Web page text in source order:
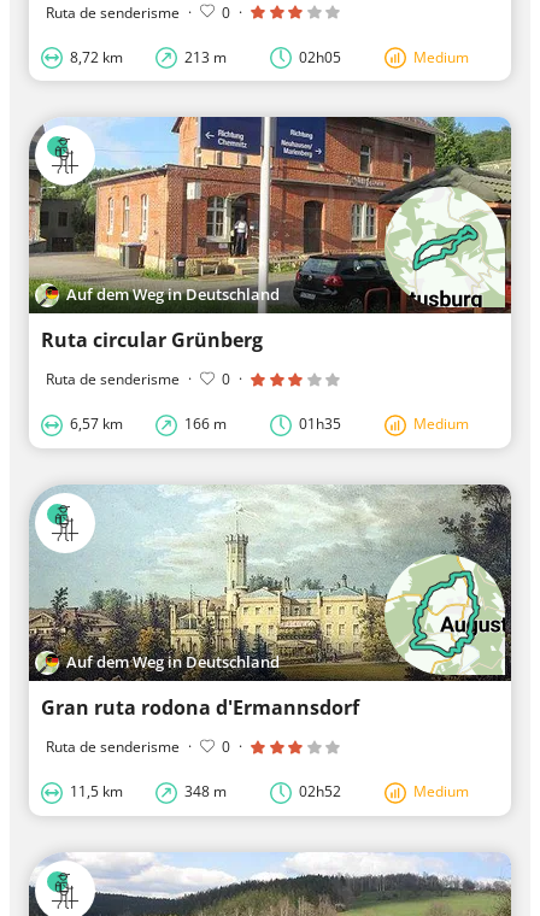
Ruta de senderisme · 0 ·
8,72 km 213 m 02h05 Medium
Auf dem Weg in Deutschland
Ruta circular Grünberg
Ruta de senderisme · 0 ·
6,57 km 166 m 01h35 Medium
Auf dem Weg in Deutschland
Gran ruta rodona d'Ermannsdorf
Ruta de senderisme · 0 ·
11,5 km 348 m 02h52 Medium